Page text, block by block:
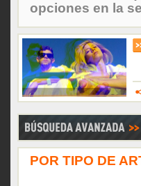
opciones en la
POR TIPO DE